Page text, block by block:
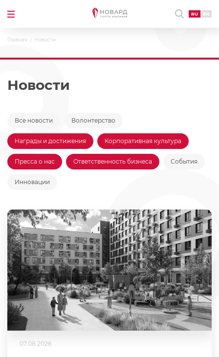
RU EN
Главная Новости
Новости
Все новости Волонтерство
Награды и достижения Корпоративная культура
Пресса о нас Ответственность бизнеса События
Инновации
07.08.2026